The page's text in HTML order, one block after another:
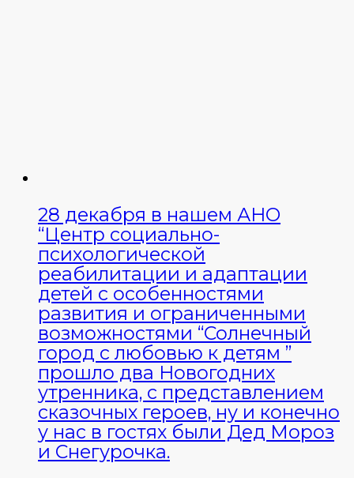
28 декабря в нашем АНО
“Центр социально-
психологической
реабилитации и адаптации
детей с особенностями
развития и ограниченными
возможностями “Солнечный
город с любовью к детям ”
прошло два Новогодних
утренника, с представлением
сказочных героев, ну и конечно
у нас в гостях были Дед Мороз
и Снегурочка.